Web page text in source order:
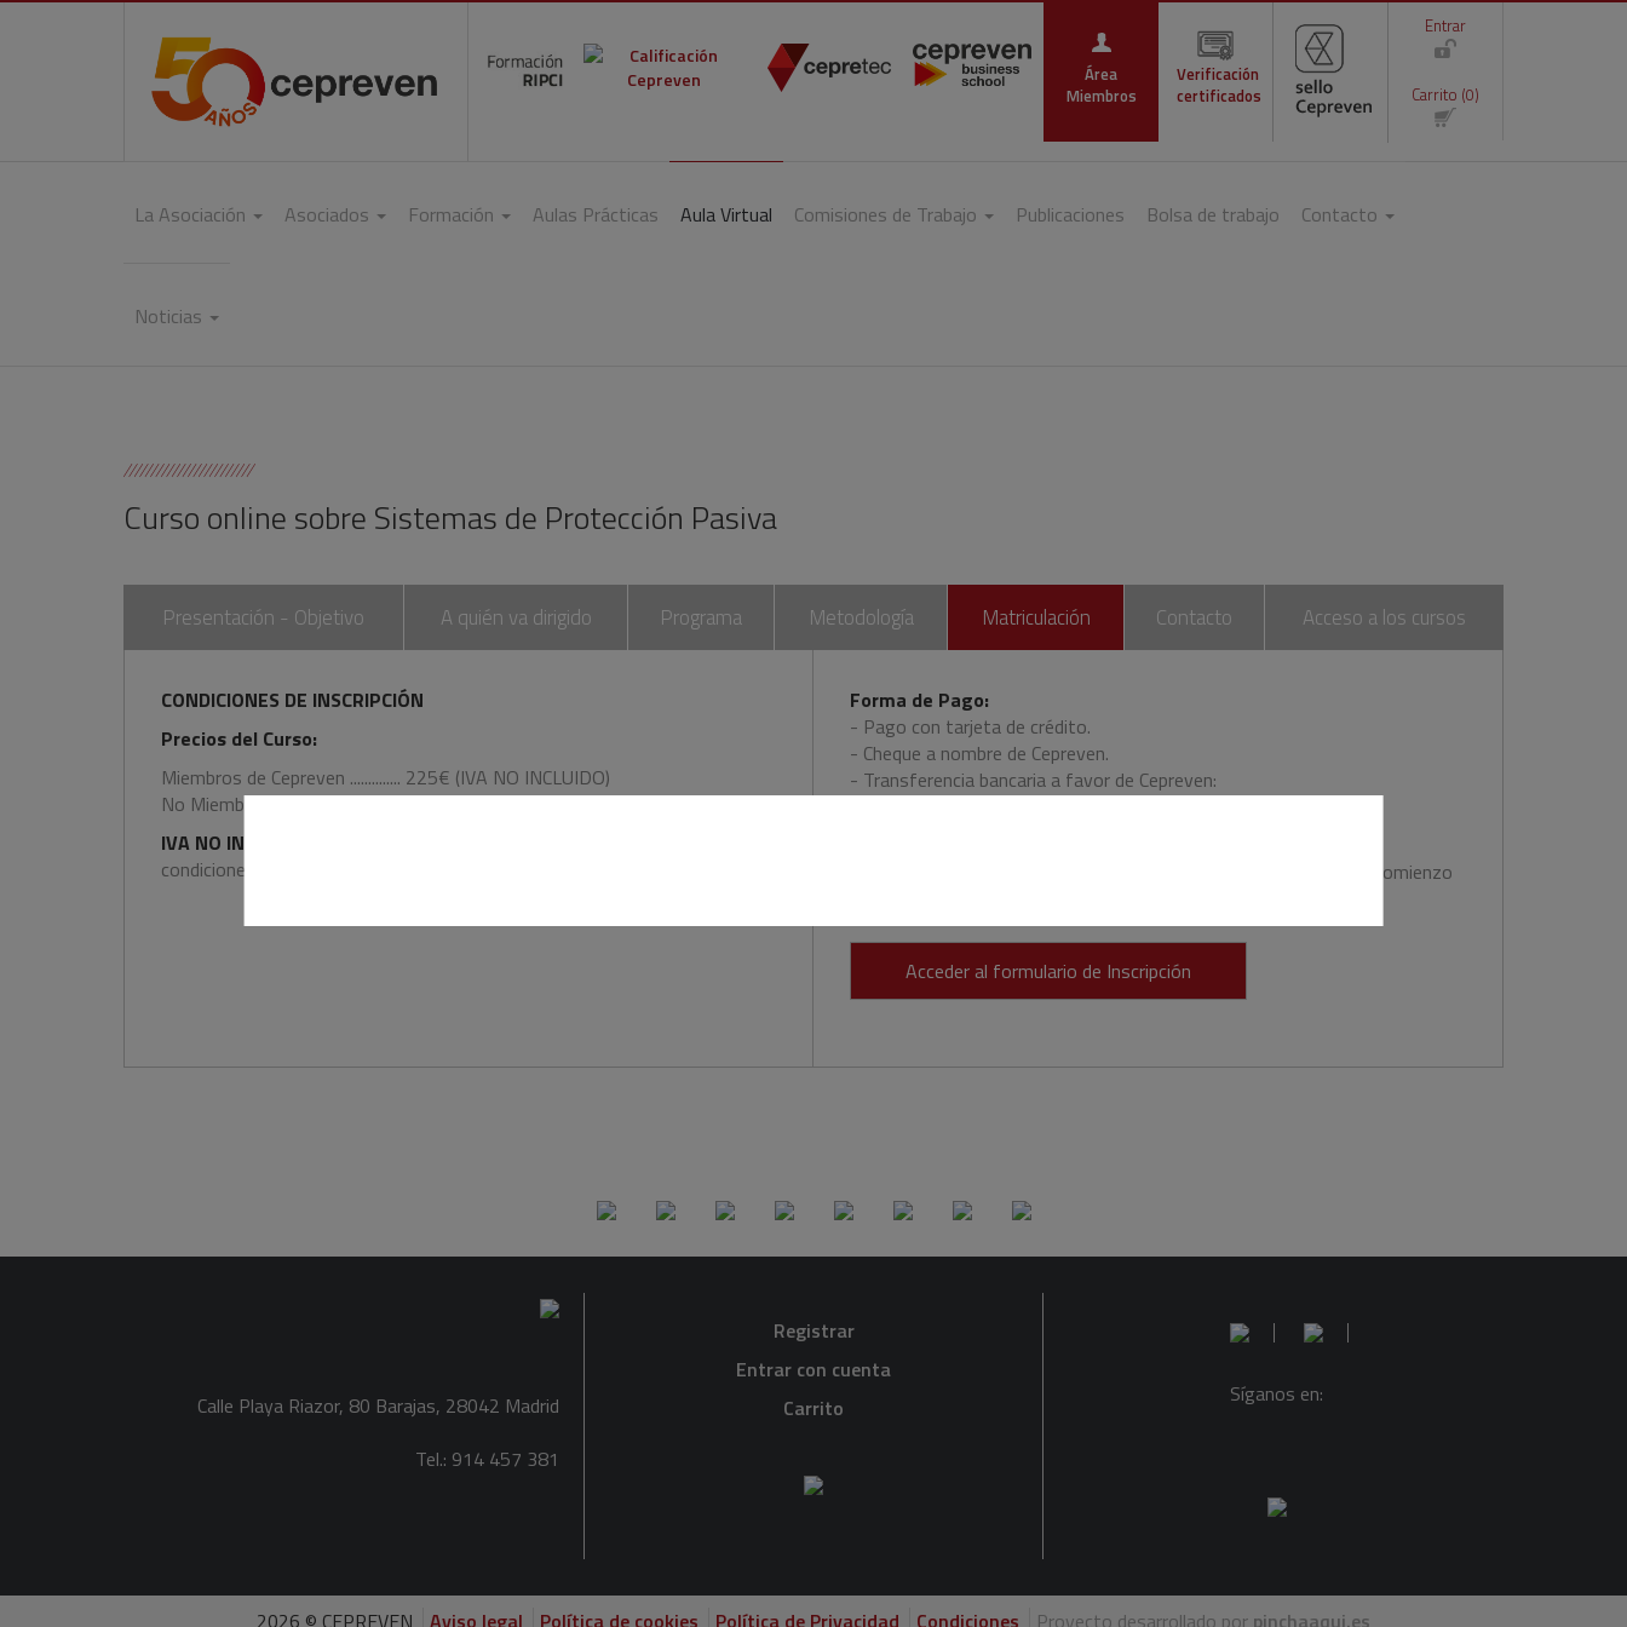
Área
Miembros
Verificación
certificados
Entrar
Carrito (0)
La Asociación Asociados Formación Aulas Prácticas Aula Virtual Comisiones de Trabajo Publicaciones Bolsa de trabajo Contacto
Noticias
Curso online sobre Sistemas de Protección Pasiva
Presentación - Objetivo A quién va dirigido Programa Metodología Matriculación Contacto Acceso a los cursos
CONDICIONES DE INSCRIPCIÓN
Precios del Curso:
Miembros de Cepreven .............. 225€ (IVA NO INCLUIDO)
No Miembros de Cepreven ........ 232€ (IVA NO INCLUIDO)
IVA NO INCLUIDO.
condiciones legales vigentes.
Forma de Pago:
- Pago con tarjeta de crédito.
- Cheque a nombre de Cepreven.
- Transferencia bancaria a favor de Cepreven:
El importe de la cuota de inscripción debe ser abonado antes del comienzo
Acceder al formulario de Inscripción
Calle Playa Riazor, 80 Barajas, 28042 Madrid
Tel.: 914 457 381
Registrar
Entrar con cuenta
Carrito
Síganos en:
2026 © CEPREVEN Aviso legal Política de cookies Política de Privacidad Condiciones Proyecto desarrollado por pinchaaqui.es